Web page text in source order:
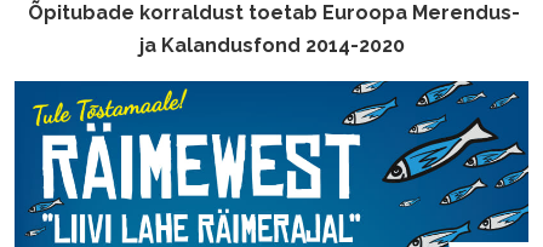
Õpitubade korraldust toetab Euroopa Merendus-
ja Kalandusfond 2014-2020